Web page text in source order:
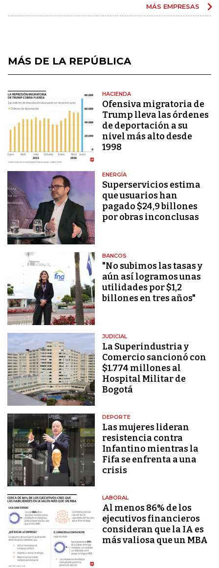
MÁS EMPRESAS
MÁS DE LA REPÚBLICA
HACIENDA
Ofensiva migratoria de
Trump lleva las órdenes
de deportación a su
nivel más alto desde
1998
ENERGÍA
Superservicios estima
que usuarios han
pagado $24,9 billones
por obras inconclusas
BANCOS
"No subimos las tasas y
aún así logramos unas
utilidades por $1,2
billones en tres años"
JUDICIAL
La Superindustria y
Comercio sancionó con
$1.774 millones al
Hospital Militar de
Bogotá
DEPORTE
Las mujeres lideran
resistencia contra
Infantino mientras la
Fifa se enfrenta a una
crisis
LABORAL
Al menos 86% de los
ejecutivos financieros
consideran que la IA es
más valiosa que un MBA